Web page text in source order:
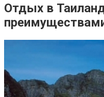
Отдых в